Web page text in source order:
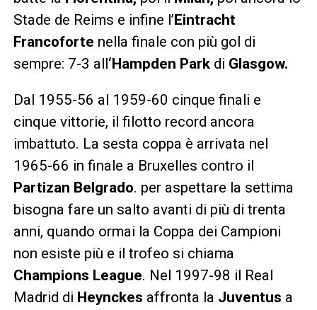
Stade de Reims e infine l’ Eintracht
Francoforte nella finale con più gol di
sempre: 7-3 all ‘Hampden Parkdi Glasgow.
Dal 1955-56 al 1959-60 cinque finali e
cinque vittorie, il filotto record ancora
imbattuto. La sesta coppa è arrivata nel
1965-66 in finale a Bruxelles contro il
Partizan Belgrado. per aspettare la settima
bisogna fare un salto avanti di più di trenta
anni, quando ormai la Coppa dei Campioni
non esiste più e il trofeo si chiama
Champions League. Nel 1997-98 il Real
Madrid di Heynckes affronta la Juventus a